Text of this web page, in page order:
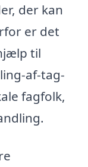
der kan
er det
til
af-tag-
fagfolk,